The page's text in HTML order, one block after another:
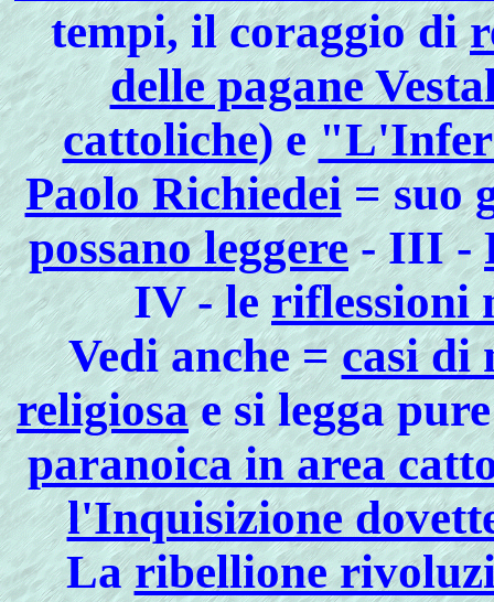
tempi, il coraggio di
delle pagane
cattoliche) e
Paolo Richiedei= suo
possano leggere- III -
IV - leriflessioni
Vedi anche =casi di
religiosae si legga
paranoica in area
l'Inquisizione
Laribellione